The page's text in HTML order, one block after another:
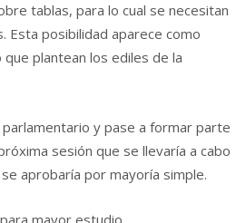
tablas, para lo cual se necesitan
Esta posibilidad aparece como
plantean los ediles de la
y pase a formar parte
sesión que se llevaría a cabo
aprobaría por mayoría simple.